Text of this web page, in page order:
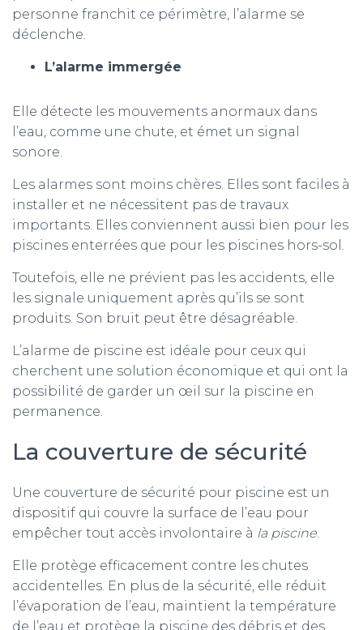
personne franchit ce périmètre, l’alarme se
déclenche.
L’alarme immergée
Elle détecte les mouvements anormaux dans
l’eau, comme une chute, et émet un signal
sonore.
Les alarmes sont moins chères. Elles sont faciles à
installer et ne nécessitent pas de travaux
importants. Elles conviennent aussi bien pour les
piscines enterrées que pour les piscines hors-sol.
Toutefois, elle ne prévient pas les accidents, elle
les signale uniquement après qu’ils se sont
produits. Son bruit peut être désagréable.
L’alarme de piscine est idéale pour ceux qui
cherchent une solution économique et qui ont la
possibilité de garder un œil sur la piscine en
permanence.
La couverture de sécurité
Une couverture de sécurité pour piscine est un
dispositif qui couvre la surface de l’eau pour
empêcher tout accès involontaire à la piscine.
Elle protège efficacement contre les chutes
accidentelles. En plus de la sécurité, elle réduit
l’évaporation de l’eau, maintient la température
de l’eau et protège la piscine des débris et des